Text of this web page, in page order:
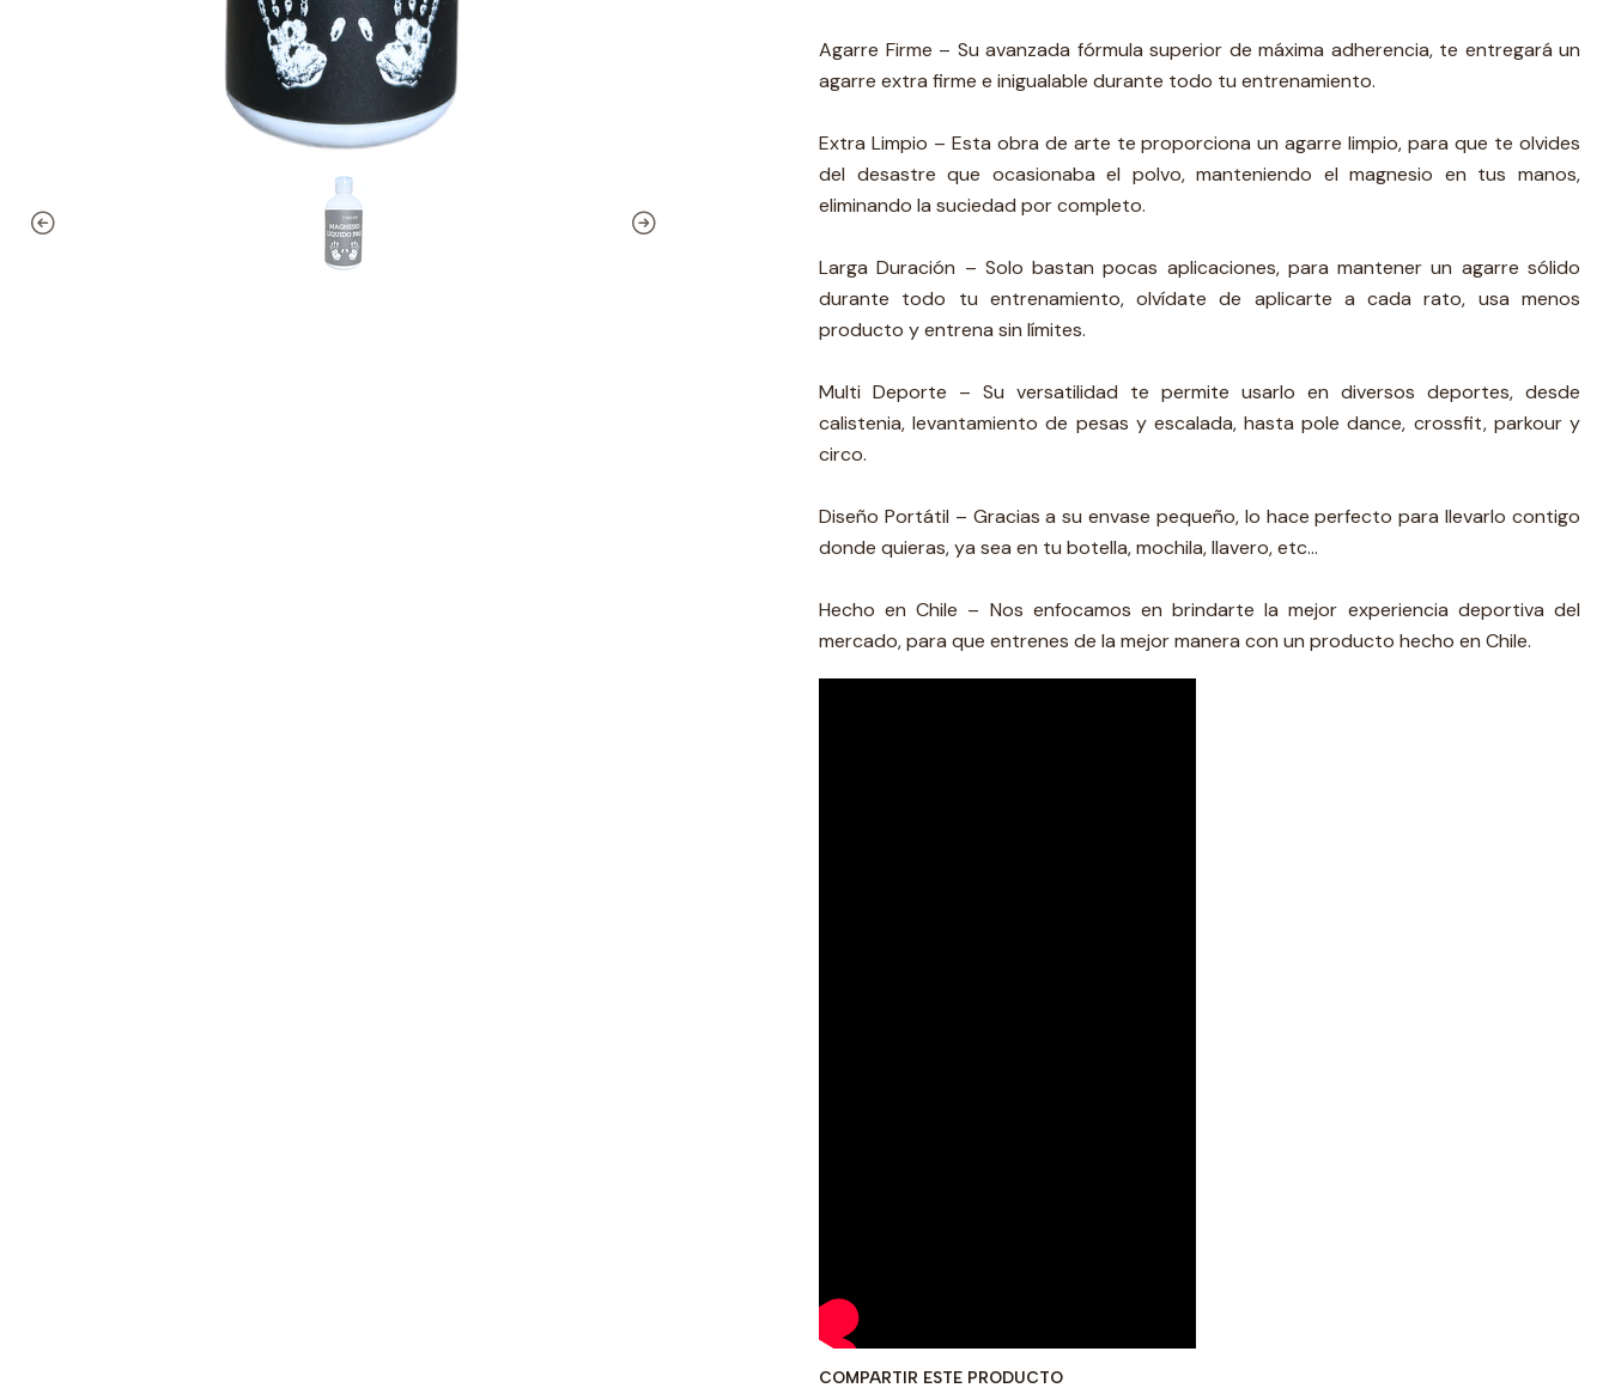
Agarre Firme – Su avanzada fórmula superior de máxima adherencia, te entregará un
agarre extra firme e inigualable durante todo tu entrenamiento.
Extra Limpio – Esta obra de arte te proporciona un agarre limpio, para que te olvides
del desastre que ocasionaba el polvo, manteniendo el magnesio en tus manos,
eliminando la suciedad por completo.
Larga Duración – Solo bastan pocas aplicaciones, para mantener un agarre sólido
durante todo tu entrenamiento, olvídate de aplicarte a cada rato, usa menos
producto y entrena sin límites.
Multi Deporte – Su versatilidad te permite usarlo en diversos deportes, desde
calistenia, levantamiento de pesas y escalada, hasta pole dance, crossfit, parkour y
circo.
Diseño Portátil – Gracias a su envase pequeño, lo hace perfecto para llevarlo contigo
donde quieras, ya sea en tu botella, mochila, llavero, etc…
Hecho en Chile – Nos enfocamos en brindarte la mejor experiencia deportiva del
mercado, para que entrenes de la mejor manera con un producto hecho en Chile.
COMPARTIR ESTE PRODUCTO